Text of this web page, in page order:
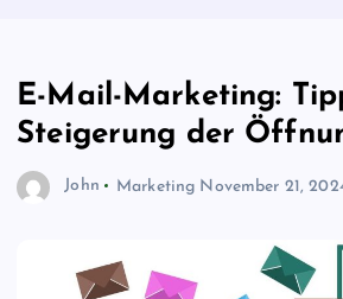
E-Mail-Marketing:
Steigerung der
John Marketing November 21,